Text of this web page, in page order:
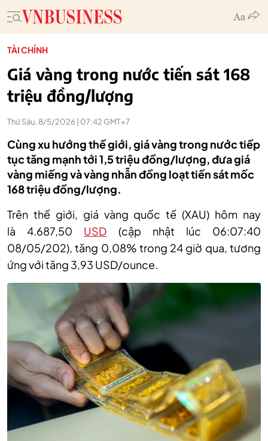
TÀI CHÍNH
Giá vàng trong nước tiến sát 168
triệu đồng/lượng
Thứ Sáu, 8/5/2026 | 07:42 GMT+7
Cùng xu hướng thế giới, giá vàng trong nước tiếp
tục tăng mạnh tới 1,5 triệu đồng/lượng, đưa giá
vàng miếng và vàng nhẫn đồng loạt tiến sát mốc
168 triệu đồng/lượng.
Trên thế giới, giá vàng quốc tế (XAU) hôm nay
là 4.687,50 USD (cập nhật lúc 06:07:40
08/05/202),tăng 0,08% trong 24 giờ qua, tương
ứng với tăng 3,93 USD/ounce.